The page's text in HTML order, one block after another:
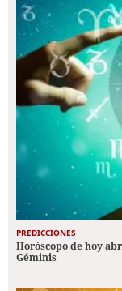
PREDICCIONES
Horóscopo de hoy
Géminis